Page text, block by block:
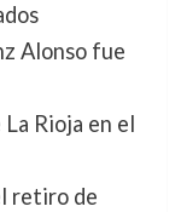
Alonso fue
Rioja en el
retiro de